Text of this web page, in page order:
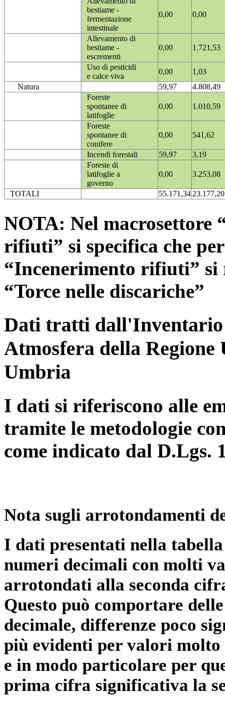
bestiame -
fermentazione
intestinale
0,00 0,00
Allevamento di
bestiame -
escrementi
0,00 1.721,53
Uso di pesticidi
e calce viva
0,00
1,03
Natura
59,97
4.808,49
Foreste
spontanee di
latifoglie
0,00 1.010,59
Foreste
spontanee di
conifere
0,00 541,62
Incendi forestali 59,97
3,19
Foreste di
latifoglie a
governo
0,00 3.253,08
TOTALI 55.171,3423.177,20
NOTA: Nel macrosettore
rifiuti” si specifica che
“Incenerimento rifiuti”
“Torce nelle discariche”
Dati tratti dall'Inventario
Atmosfera della
Umbria
I dati si riferiscono alle
tramite le metodologie
come indicato dal D.Lgs.
Nota sugli arrotondamenti
I dati presentati nella
numeri decimali con molti
arrotondati alla seconda
Questo può comportare
decimale, differenze poco
più evidenti per valori
e in modo particolare per
prima cifra significativa la